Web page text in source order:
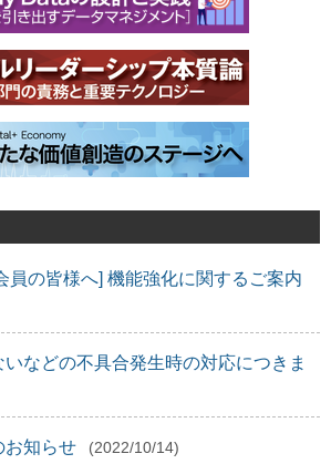
員の皆様へ] 機能強化に関するご案内
などの不具合発生時の対応につきま
お知らせ (2022/10/14)